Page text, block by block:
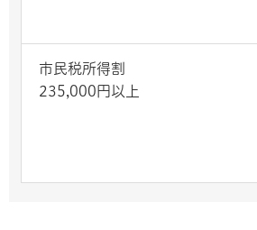
市民税所得割
235,000円以上